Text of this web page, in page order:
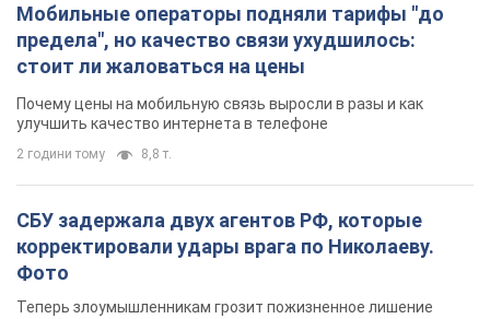
Мобильные операторы подняли тарифы "до
предела", но качество связи ухудшилось:
стоит ли жаловаться на цены
Почему цены на мобильную связь выросли в разы и как
улучшить качество интернета в телефоне
2 години тому 8,8 т.
СБУ задержала двух агентов РФ, которые
корректировали удары врага по Николаеву.
Фото
Теперь злоумышленникам грозит пожизненное лишение